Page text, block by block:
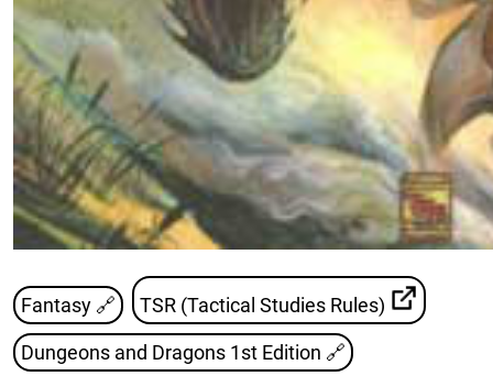
Fantasy 🔗 TSR (Tactical Studies Rules)
Dungeons and Dragons 1st Edition 🔗